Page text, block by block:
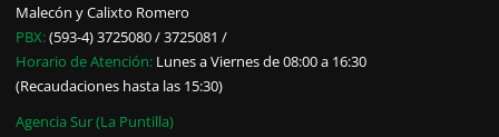
Malecón y Calixto Romero
PBX:(593-4) 3725080 / 3725081 /
Horario de Atención: Lunes a Viernes de 08:00 a 16:30
(Recaudaciones hasta las 15:30)
Agencia Sur (La Puntilla)